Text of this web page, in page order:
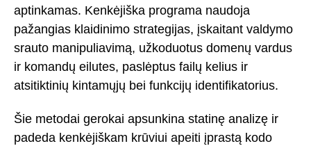
aptinkamas. Kenkėjiška programa naudoja
pažangias klaidinimo strategijas, įskaitant valdymo
srauto manipuliavimą, užkoduotus domenų vardus
ir komandų eilutes, paslėptus failų kelius ir
atsitiktinių kintamųjų bei funkcijų identifikatorius.
Šie metodai gerokai apsunkina statinę analizę ir
padeda kenkėjiškam krūviui apeiti įprastą kodo